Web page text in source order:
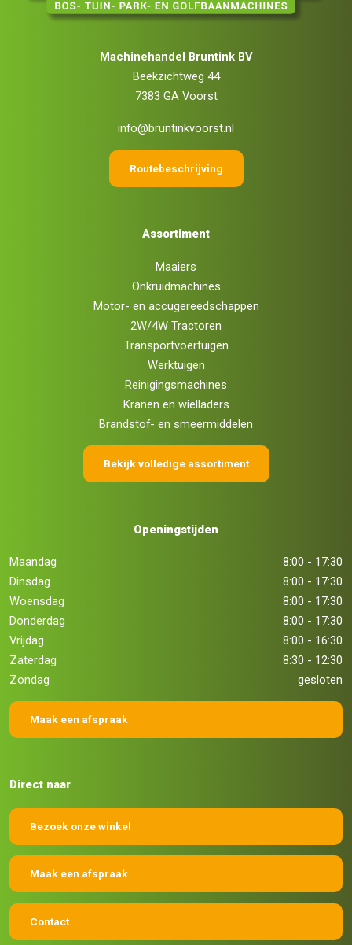
Machinehandel Bruntink BV
Beekzichtweg 44
7383 GA Voorst
info@bruntinkvoorst.nl
Routebeschrijving
Assortiment
Maaiers
Onkruidmachines
Motor- en accugereedschappen
2W/4W Tractoren
Transportvoertuigen
Werktuigen
Reinigingsmachines
Kranen en wielladers
Brandstof- en smeermiddelen
Bekijk volledige assortiment
Openingstijden
Maandag
8:00 - 17:30
Dinsdag
8:00 - 17:30
Woensdag
8:00 - 17:30
Donderdag
8:00 - 17:30
Vrijdag
8:00 - 16:30
Zaterdag
8:30 - 12:30
Zondag
gesloten
Maak een afspraak
Direct naar
Bezoek onze winkel
Maak een afspraak
Contact